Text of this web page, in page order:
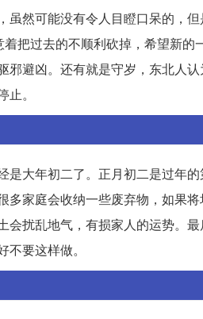
然可能没有令人目瞪口呆的，
把过去的不顺利砍掉，希望新的
避凶。还有就是守岁，东北人
。
大年初二了。正月初二是过年
家庭会收纳一些废弃物，如果将
扰乱地气，有损家人的运势。
要这样做。